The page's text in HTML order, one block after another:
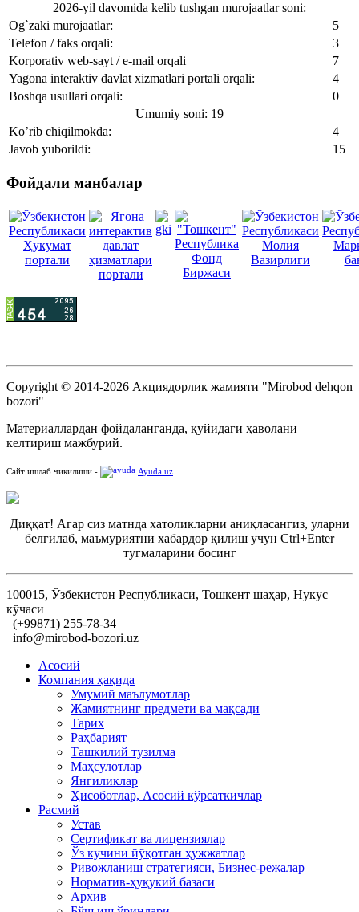
2026-yil davomida kelib tushgan murojaatlar soni:
Og`zaki murojaatlar:
5
Telefon / faks orqali:
3
Korporativ web-sayt / e-mail orqali
7
Yagona interaktiv davlat xizmatlari portali orqali:
4
Boshqa usullari orqali:
0
Umumiy soni: 19
Ko’rib chiqilmokda:
4
Javob yuborildi:
15
Фойдали манбалар
Copyright © 2014-2026 Акциядорлик жамияти "Mirobod dehqon
bozori"
Материаллардан фойдаланганда, қуйидаги ҳаволани
келтириш мажбурий.
Сайт ишлаб чикилиши - Ayuda.uz
Диққат! Агар сиз матнда хатоликларни аниқласангиз, уларни
белгилаб, маъмуриятни хабардор қилиш учун Ctrl+Enter
тугмаларини босинг
100015, Ўзбекистон Республикаси, Тошкент шаҳар, Нукус
кўчаси
(+99871) 255-78-34
info@mirobod-bozori.uz
Асосий
Компания ҳақида
Умумий маълумотлар
Жамиятнинг предмети ва мақсади
Тарих
Раҳбарият
Ташкилий тузилма
Маҳсулотлар
Янгиликлар
Ҳисоботлар, Асосий кўрсаткичлар
Расмий
Устав
Сертификат ва лицензиялар
Ўз кучини йўқотган ҳужжатлар
Ривожланиш стратегияси, Бизнес-режалар
Норматив-ҳуқукий базаси
Архив